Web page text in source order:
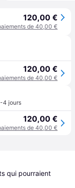
120,00 €
de 40,00 €
120,00 €
de 40,00 €
4 jours
120,00 €
de 40,00 €
qui pourraient